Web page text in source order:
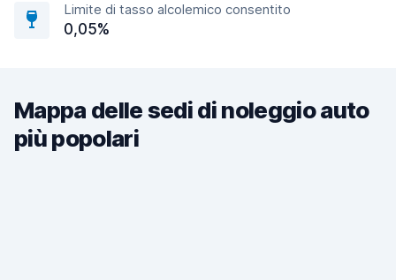
Limite di tasso alcolemico consentito
0,05%
Mappa delle sedi di noleggio auto
più popolari